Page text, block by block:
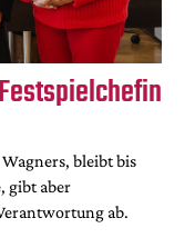
bleibt bis
gibt aber
ab.